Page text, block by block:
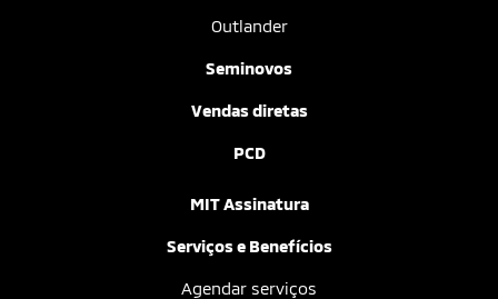
Outlander
Seminovos
Vendas diretas
PCD
MIT Assinatura
Serviços e Benefícios
Agendar serviços